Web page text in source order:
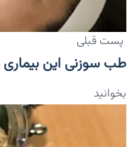
پست قبلی
طب سوزنی این بیماری
بخوانید